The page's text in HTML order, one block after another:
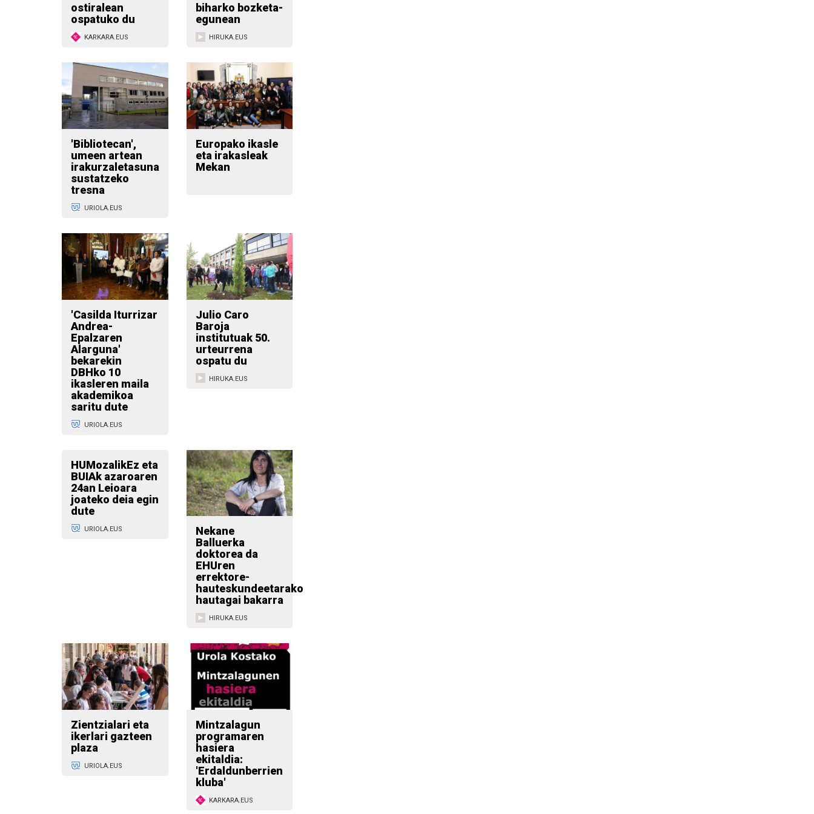
ostiralean
ospatuko du
KARKARA.EUS
biharko bozketa-
egunean
HIRUKA.EUS
'Bibliotecan',
umeen artean
irakurzaletasuna
sustatzeko
tresna
URIOLA.EUS
Europako ikasle
eta irakasleak
Mekan
'Casilda Iturrizar
Andrea-
Epalzaren
Alarguna'
bekarekin
DBHko 10
ikasleren maila
akademikoa
saritu dute
URIOLA.EUS
Julio Caro
Baroja
institutuak 50.
urteurrena
ospatu du
HIRUKA.EUS
HUMozalikEz eta
BUIAk azaroaren
24an Leioara
joateko deia egin
dute
URIOLA.EUS
Nekane
Balluerka
doktorea da
EHUren
errektore-
hauteskundeetarako
hautagai bakarra
HIRUKA.EUS
Zientzialari eta
ikerlari gazteen
plaza
URIOLA.EUS
Mintzalagun
programaren
hasiera
ekitaldia:
'Erdaldunberrien
kluba'
KARKARA.EUS